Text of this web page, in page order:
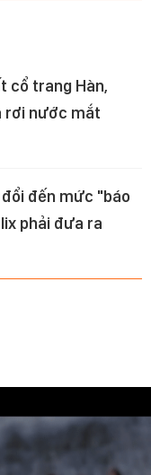
cổ trang Hàn,
rơi nước mắt
đến mức "báo
phải đưa ra